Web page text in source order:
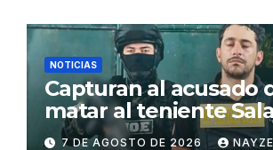
NOTICIAS
Capturan al acusado
matar al teniente
San Matías
7 DE AGOSTO DE 2026